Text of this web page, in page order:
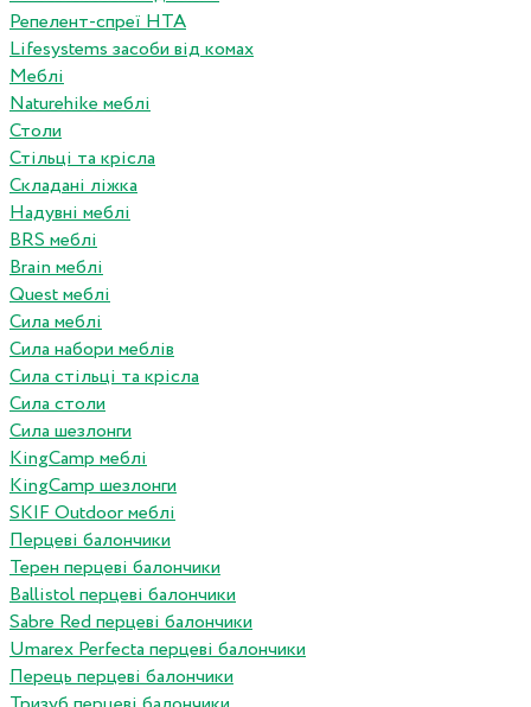
Репелент-спреї HTA
Lifesystems засоби від комах
Меблі
Naturehike меблі
Столи
Стільці та крісла
Складані ліжка
Надувні меблі
BRS меблі
Brain меблі
Quest меблі
Сила меблі
Сила набори меблів
Сила стільці та крісла
Сила столи
Сила шезлонги
KingCamp меблі
KingCamp шезлонги
SKIF Outdoor меблі
Перцеві балончики
Терен перцеві балончики
Ballistol перцеві балончики
Sabre Red перцеві балончики
Umarex Perfecta перцеві балончики
Перець перцеві балончики